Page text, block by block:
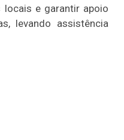
e garantir apoio
levando assistência